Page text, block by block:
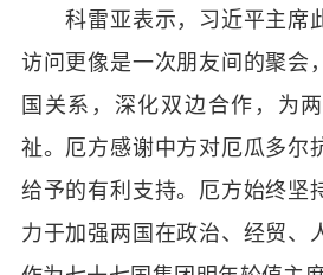
科雷亚表示，习近平主席
访问更像是一次朋友间的聚会
国关系，深化双边合作，为
祉。厄方感谢中方对厄瓜多尔
给予的有利支持。厄方始终坚
力于加强两国在政治、经贸、